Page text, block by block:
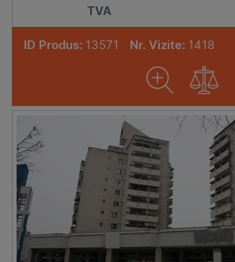
ID Produs: 13571 Nr. Vizite: 1418